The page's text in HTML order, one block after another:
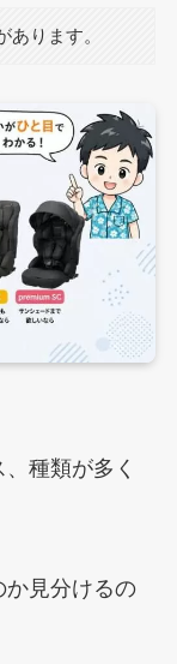
あります。
種類が多く
か見分けるの